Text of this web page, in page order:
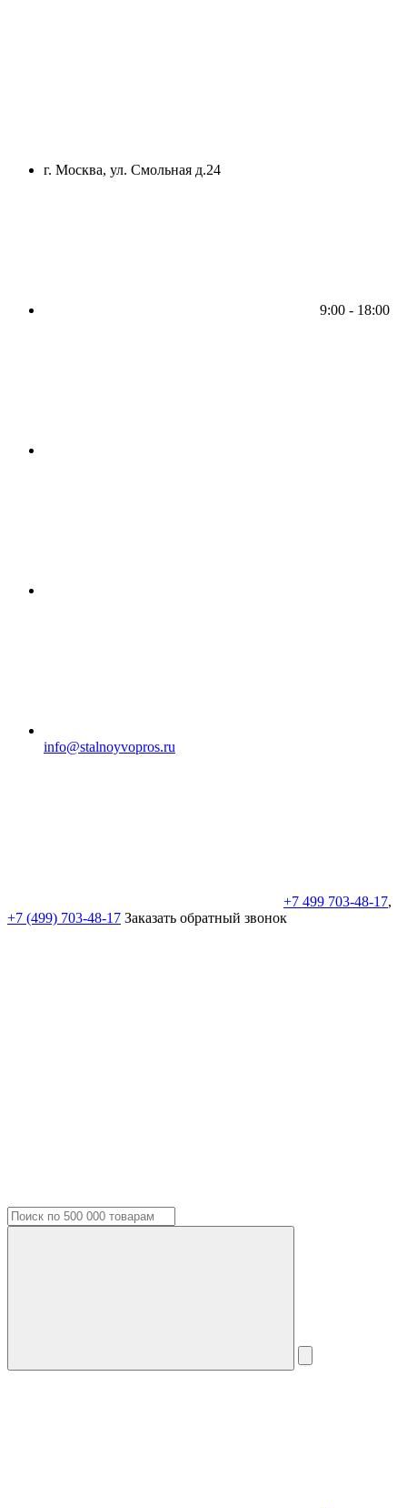
г. Москва, ул. Смольная д.24
9:00 - 18:00
info@stalnoyvopros.ru
+7 499 703-48-17,
+7 (499) 703-48-17 Заказать обратный звонок